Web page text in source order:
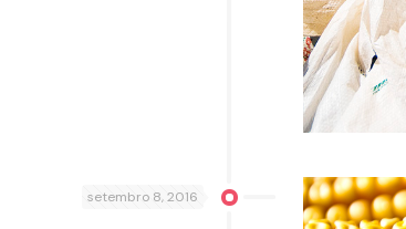
setembro 8, 2016